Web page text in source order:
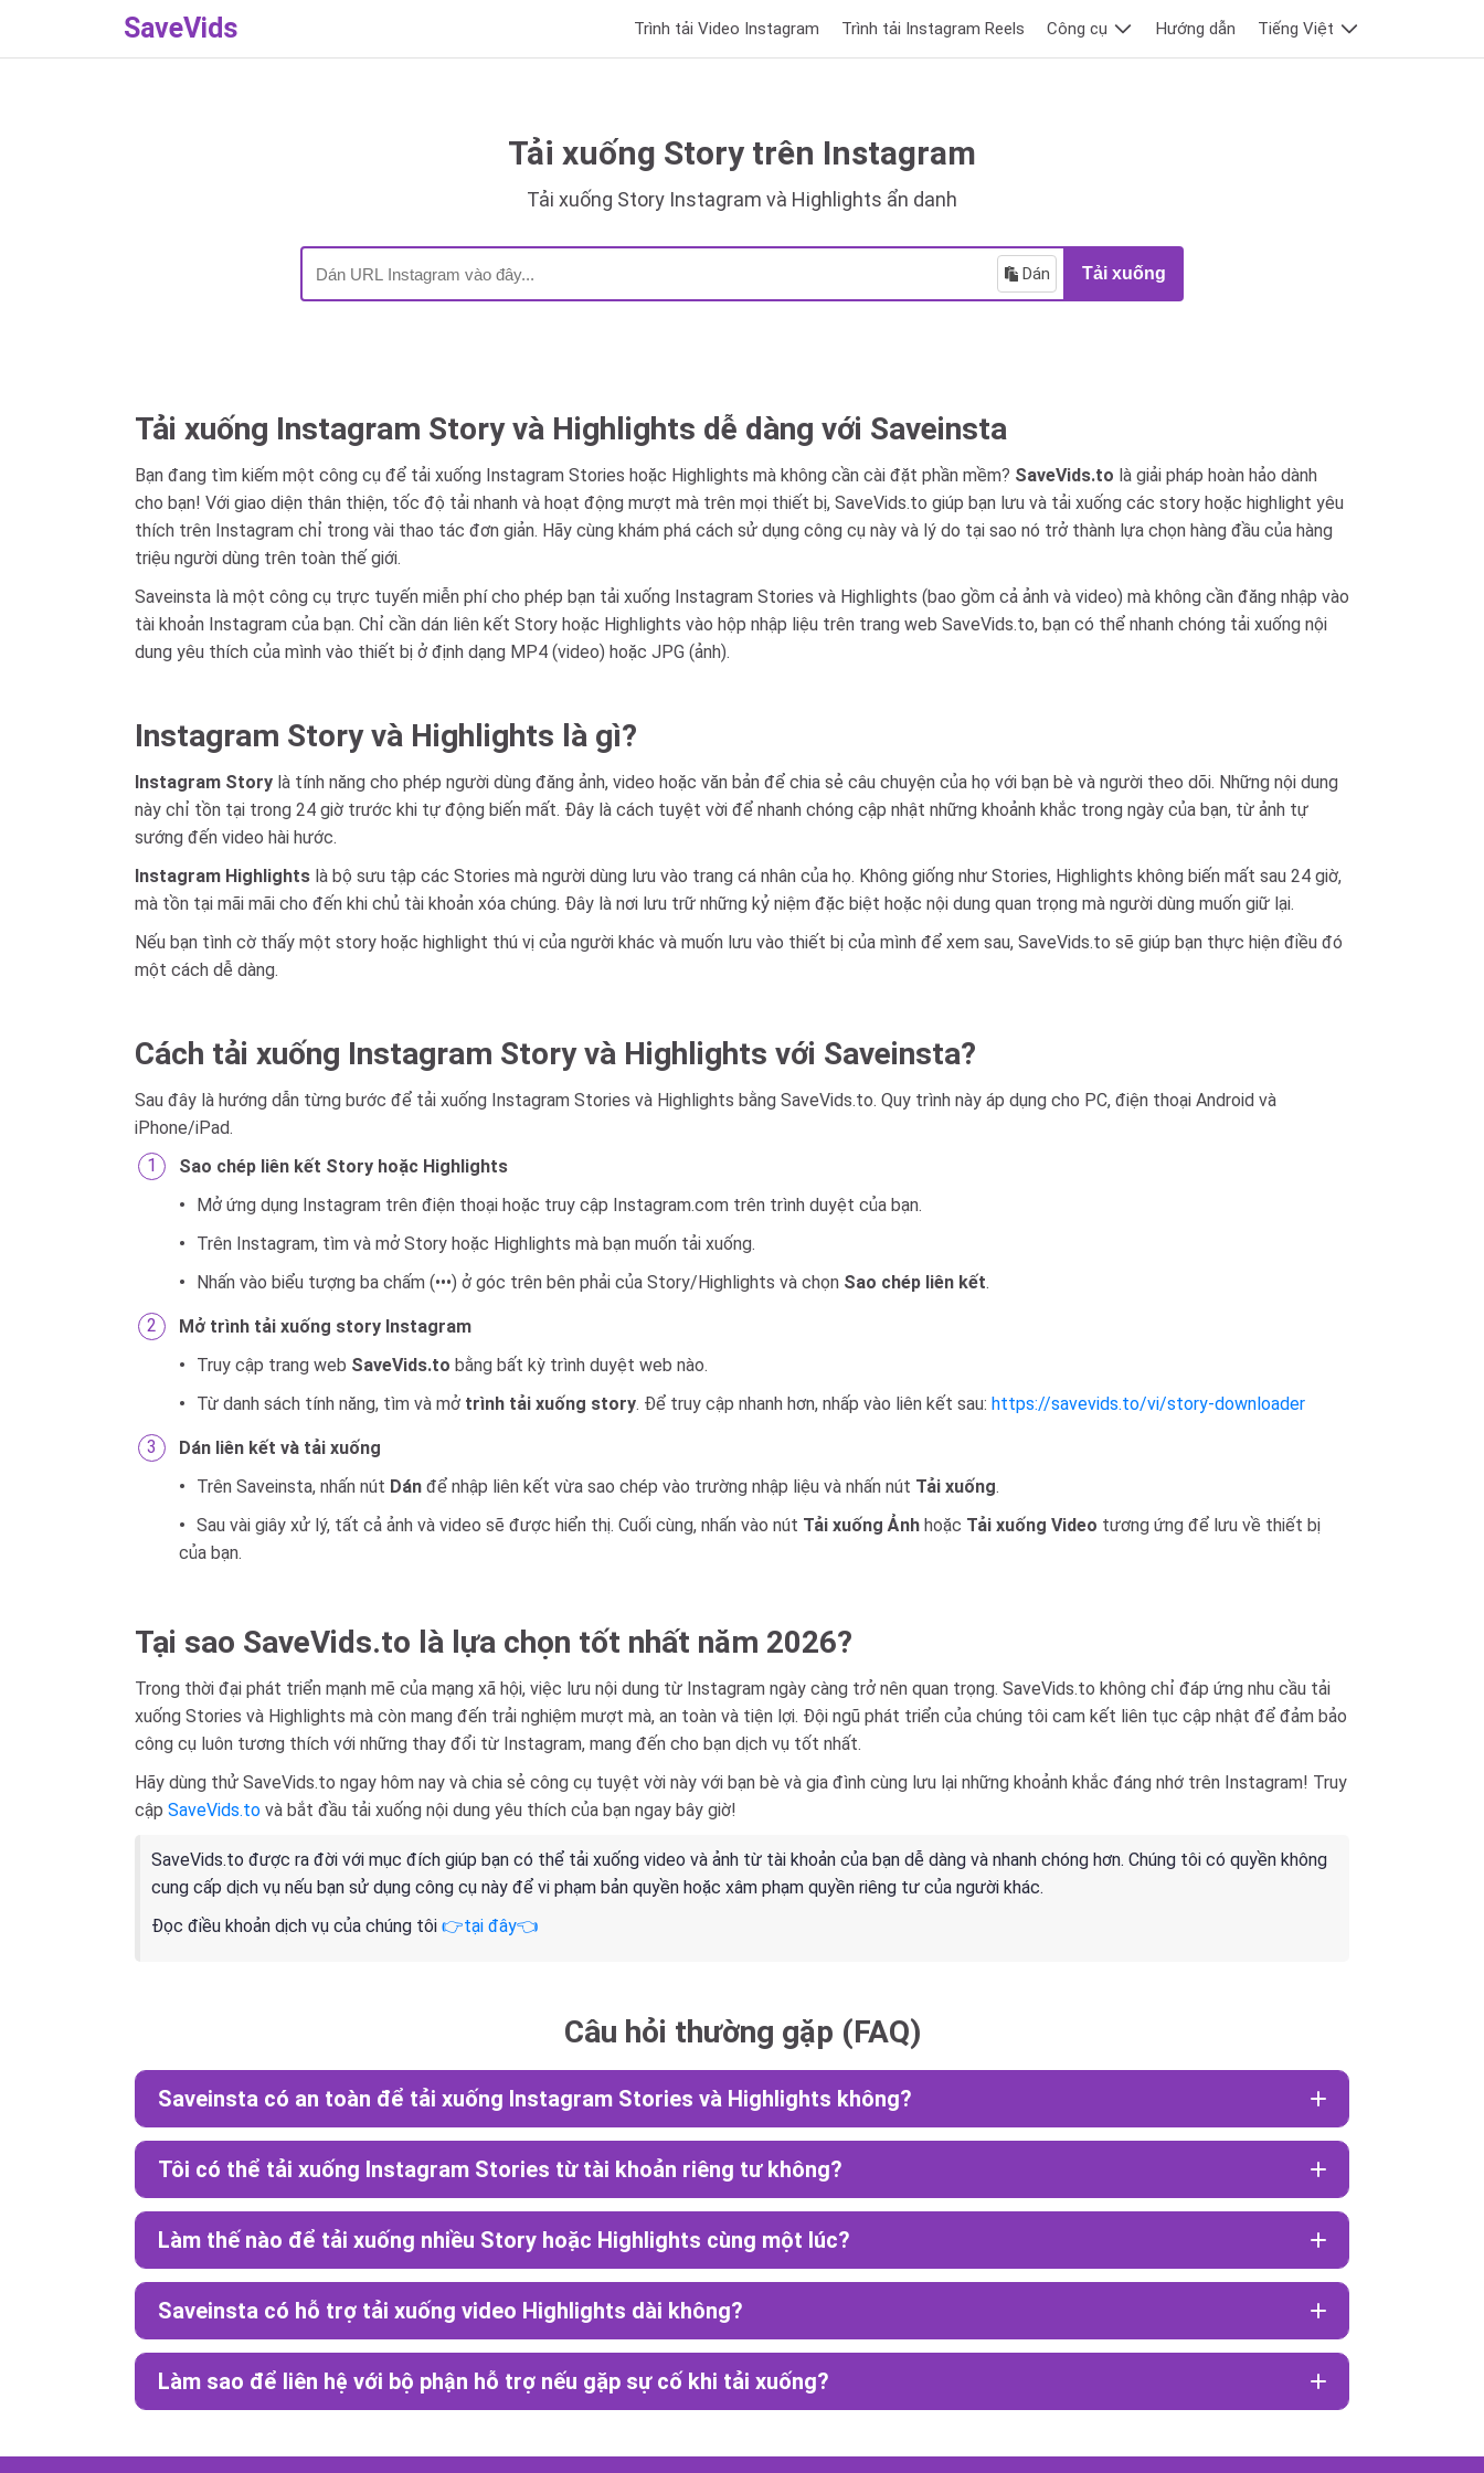
SaveVids Trình tải Video Instagram Trình tải Instagram Reels Công cụ Hướng dẫn Tiếng Việt
Tải xuống Story trên Instagram
Tải xuống Story Instagram và Highlights ẩn danh
Dán Tải xuống
Tải xuống Instagram Story và Highlights dễ dàng với Saveinsta
Bạn đang tìm kiếm một công cụ để tải xuống Instagram Stories hoặc Highlights mà không cần cài đặt phần mềm? SaveVids.to là giải pháp hoàn hảo dành
cho bạn! Với giao diện thân thiện, tốc độ tải nhanh và hoạt động mượt mà trên mọi thiết bị, SaveVids.to giúp bạn lưu và tải xuống các story hoặc highlight yêu
thích trên Instagram chỉ trong vài thao tác đơn giản. Hãy cùng khám phá cách sử dụng công cụ này và lý do tại sao nó trở thành lựa chọn hàng đầu của hàng
triệu người dùng trên toàn thế giới.
Saveinsta là một công cụ trực tuyến miễn phí cho phép bạn tải xuống Instagram Stories và Highlights (bao gồm cả ảnh và video) mà không cần đăng nhập vào
tài khoản Instagram của bạn. Chỉ cần dán liên kết Story hoặc Highlights vào hộp nhập liệu trên trang web SaveVids.to, bạn có thể nhanh chóng tải xuống nội
dung yêu thích của mình vào thiết bị ở định dạng MP4 (video) hoặc JPG (ảnh).
Instagram Story và Highlights là gì?
Instagram Story là tính năng cho phép người dùng đăng ảnh, video hoặc văn bản để chia sẻ câu chuyện của họ với bạn bè và người theo dõi. Những nội dung
này chỉ tồn tại trong 24 giờ trước khi tự động biến mất. Đây là cách tuyệt vời để nhanh chóng cập nhật những khoảnh khắc trong ngày của bạn, từ ảnh tự
sướng đến video hài hước.
Instagram Highlights là bộ sưu tập các Stories mà người dùng lưu vào trang cá nhân của họ. Không giống như Stories, Highlights không biến mất sau 24 giờ,
mà tồn tại mãi mãi cho đến khi chủ tài khoản xóa chúng. Đây là nơi lưu trữ những kỷ niệm đặc biệt hoặc nội dung quan trọng mà người dùng muốn giữ lại.
Nếu bạn tình cờ thấy một story hoặc highlight thú vị của người khác và muốn lưu vào thiết bị của mình để xem sau, SaveVids.to sẽ giúp bạn thực hiện điều đó
một cách dễ dàng.
Cách tải xuống Instagram Story và Highlights với Saveinsta?
Sau đây là hướng dẫn từng bước để tải xuống Instagram Stories và Highlights bằng SaveVids.to. Quy trình này áp dụng cho PC, điện thoại Android và
iPhone/iPad.
Sao chép liên kết Story hoặc Highlights
Mở ứng dụng Instagram trên điện thoại hoặc truy cập Instagram.com trên trình duyệt của bạn.
Trên Instagram, tìm và mở Story hoặc Highlights mà bạn muốn tải xuống.
Nhấn vào biểu tượng ba chấm (•••) ở góc trên bên phải của Story/Highlights và chọn Sao chép liên kết.
Mở trình tải xuống story Instagram
Truy cập trang web SaveVids.to bằng bất kỳ trình duyệt web nào.
Từ danh sách tính năng, tìm và mở trình tải xuống story. Để truy cập nhanh hơn, nhấp vào liên kết sau: https://savevids.to/vi/story-downloader
Dán liên kết và tải xuống
Trên Saveinsta, nhấn nút Dán để nhập liên kết vừa sao chép vào trường nhập liệu và nhấn nút Tải xuống.
Sau vài giây xử lý, tất cả ảnh và video sẽ được hiển thị. Cuối cùng, nhấn vào nút Tải xuống Ảnh hoặc Tải xuống Video tương ứng để lưu về thiết bị
của bạn.
Tại sao SaveVids.to là lựa chọn tốt nhất năm 2026?
Trong thời đại phát triển mạnh mẽ của mạng xã hội, việc lưu nội dung từ Instagram ngày càng trở nên quan trọng. SaveVids.to không chỉ đáp ứng nhu cầu tải
xuống Stories và Highlights mà còn mang đến trải nghiệm mượt mà, an toàn và tiện lợi. Đội ngũ phát triển của chúng tôi cam kết liên tục cập nhật để đảm bảo
công cụ luôn tương thích với những thay đổi từ Instagram, mang đến cho bạn dịch vụ tốt nhất.
Hãy dùng thử SaveVids.to ngay hôm nay và chia sẻ công cụ tuyệt vời này với bạn bè và gia đình cùng lưu lại những khoảnh khắc đáng nhớ trên Instagram! Truy
cập SaveVids.to và bắt đầu tải xuống nội dung yêu thích của bạn ngay bây giờ!
SaveVids.to được ra đời với mục đích giúp bạn có thể tải xuống video và ảnh từ tài khoản của bạn dễ dàng và nhanh chóng hơn. Chúng tôi có quyền không
cung cấp dịch vụ nếu bạn sử dụng công cụ này để vi phạm bản quyền hoặc xâm phạm quyền riêng tư của người khác.
Đọc điều khoản dịch vụ của chúng tôi 👉tại đây👈
Câu hỏi thường gặp (FAQ)
Saveinsta có an toàn để tải xuống Instagram Stories và Highlights không?
Tôi có thể tải xuống Instagram Stories từ tài khoản riêng tư không?
Làm thế nào để tải xuống nhiều Story hoặc Highlights cùng một lúc?
Saveinsta có hỗ trợ tải xuống video Highlights dài không?
Làm sao để liên hệ với bộ phận hỗ trợ nếu gặp sự cố khi tải xuống?